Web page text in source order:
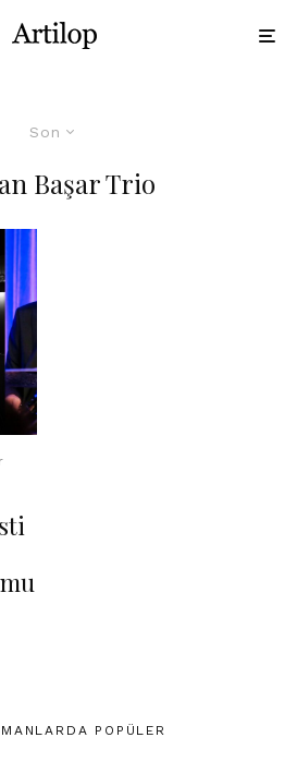
Son
Başar Trio
POPÜLER